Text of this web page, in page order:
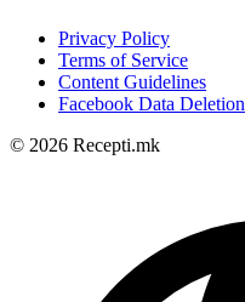
Privacy Policy
Terms of Service
Content Guidelines
Facebook Data Deletion
© 2026 Recepti.mk